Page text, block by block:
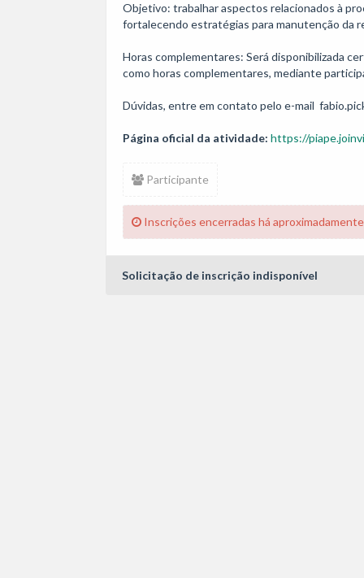
Objetivo: trabalhar aspectos relacionados à
fortalecendo estratégias para manutenção da
Horas complementares: Será disponibilizada
como horas complementares, mediante
Dúvidas, entre em contato pelo e-mail
Página oficial da atividade: https://
Participante
Inscrições encerradas há
Solicitação de inscrição indisponível